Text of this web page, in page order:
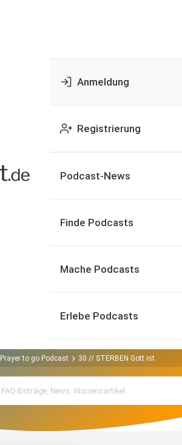
Anmeldung
Registrierung
Podcast-News
Finde Podcasts
Mache Podcasts
Erlebe Podcasts
Prayer to go Podcast 30 // STERBEN Gott ist